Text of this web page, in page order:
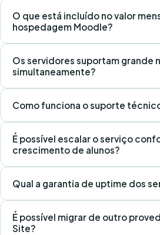
O que está incluído no valor
hospedagem Moodle?
Os servidores suportam grande
simultaneamente?
Como funciona o suporte
É possível escalar o serviço
crescimento de alunos?
Qual a garantia de uptime dos
É possível migrar de outro
Site?